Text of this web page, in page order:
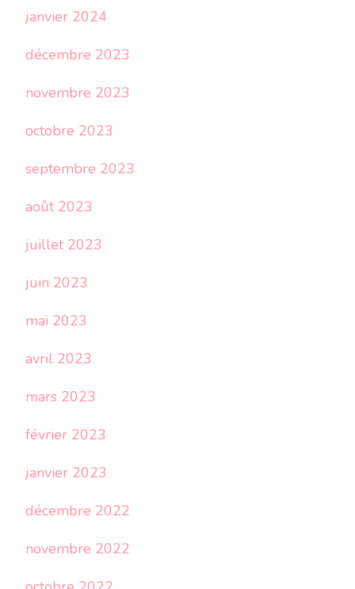
janvier 2024
décembre 2023
novembre 2023
octobre 2023
septembre 2023
août 2023
juillet 2023
juin 2023
mai 2023
avril 2023
mars 2023
février 2023
janvier 2023
décembre 2022
novembre 2022